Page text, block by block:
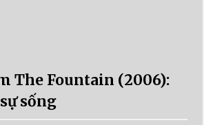
The Fountain (2006):
sống